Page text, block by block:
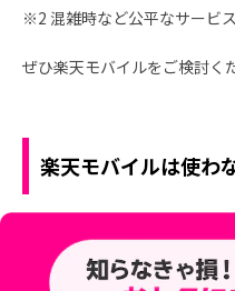
※2 混雑時など公平なサービ
ぜひ楽天モバイルをご検討く
楽天モバイルは使わ